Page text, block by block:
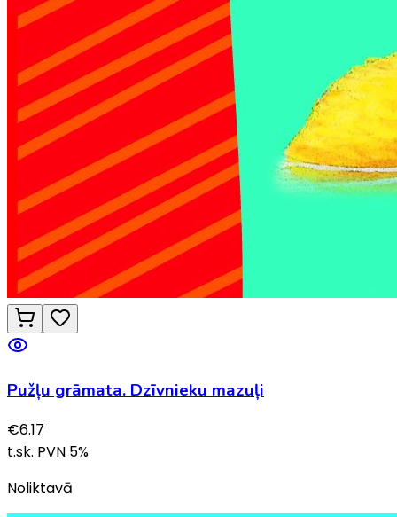
Pužļu grāmata. Dzīvnieku mazuļi
€6.17
t.sk. PVN 5%
Noliktavā